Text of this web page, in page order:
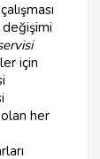
için
her